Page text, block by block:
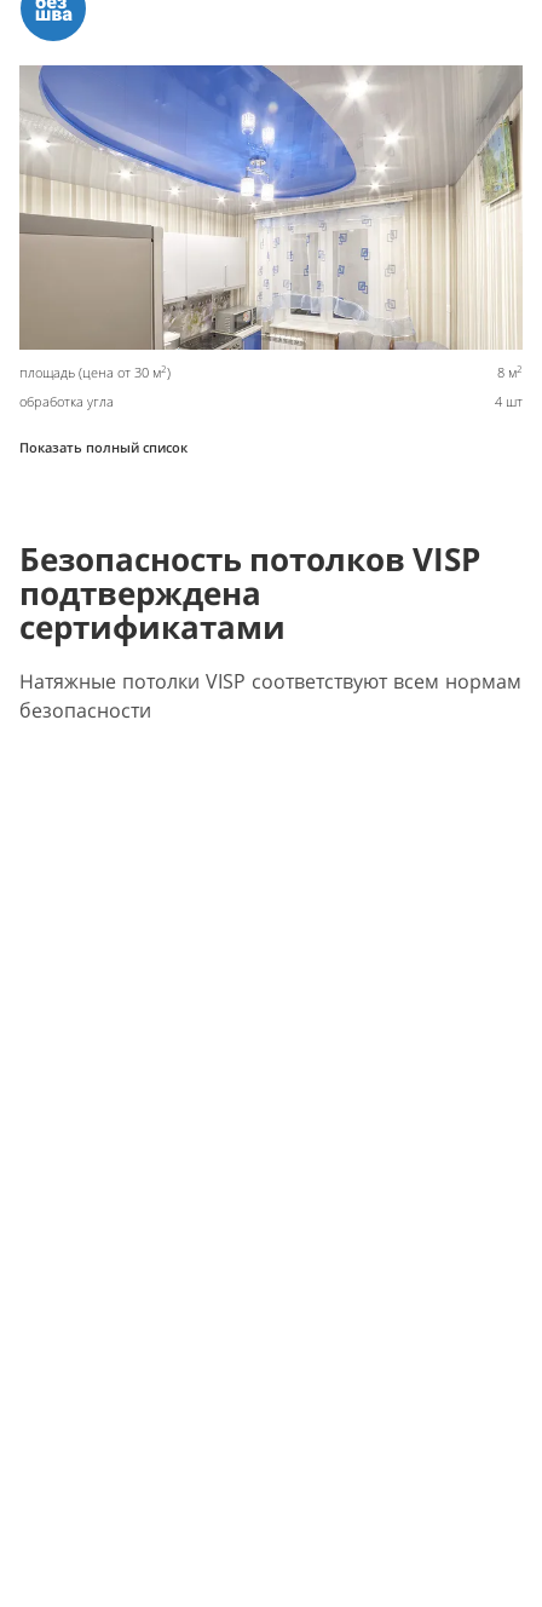
площадь (цена от 30 м2) 8 м2
обработка угла 4 шт
Показать полный список
Безопасность потолков VISP
подтверждена
сертификатами
Натяжные потолки VISP соответствуют всем нормам
безопасности